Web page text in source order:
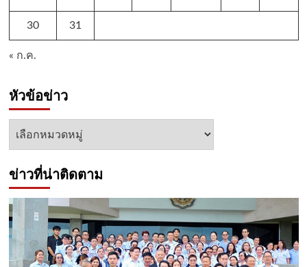
30 31
« ก.ค.
หัวข้อข่าว
หัวข้อ
ข่าวที่น่าติดตาม